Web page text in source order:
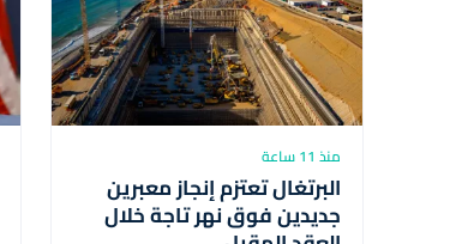
منذ 11 ساعة
البرتغال تعتزم إنجاز معبرين
جديدين فوق نهر تاجة خلال